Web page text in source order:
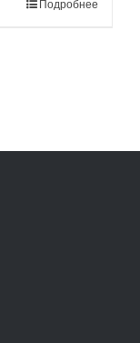
Подробнее